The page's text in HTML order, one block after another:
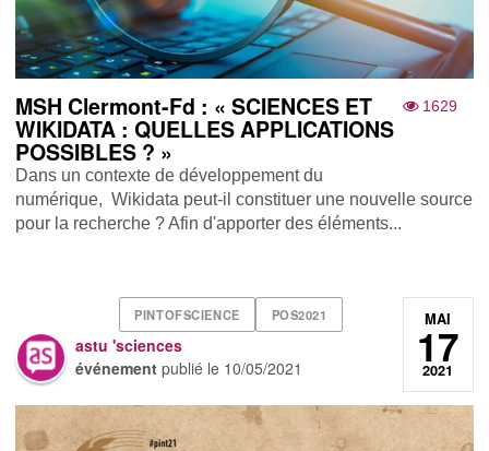
1629
MSH Clermont-Fd : « SCIENCES ET
WIKIDATA : QUELLES APPLICATIONS
POSSIBLES ? »
Dans un contexte de développement du
numérique, Wikidata peut-il constituer une nouvelle source
pour la recherche ? Afin d'apporter des éléments...
PINTOFSCIENCE POS2021
astu 'sciences
événement publié le 10/05/2021
MAI
17
2021